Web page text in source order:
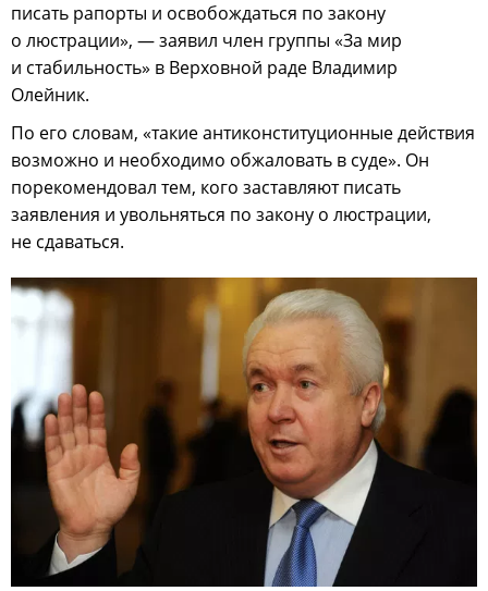
писать рапорты и освобождаться по закону
о люстрации», — заявил член группы «За мир
и стабильность» в Верховной раде Владимир
Олейник.
По его словам, «такие антиконституционные действия
возможно и необходимо обжаловать в суде». Он
порекомендовал тем, кого заставляют писать
заявления и увольняться по закону о люстрации,
не сдаваться.